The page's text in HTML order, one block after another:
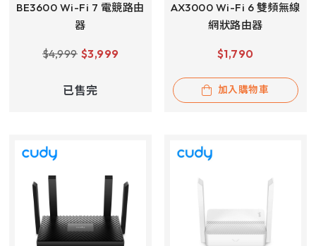
BE3600 Wi-Fi 7 電競路由
器
$4,999 $3,999
已售完
AX3000 Wi-Fi 6 雙頻無線
網狀路由器
$1,790
加入購物車